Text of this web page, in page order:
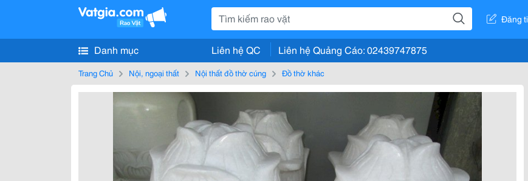
Đăng
Danh mục Liên hệ QC Liên hệ Quảng Cáo: 02439747875
Trang Chủ Nội, ngoại thất Nội thất đồ thờ cúng Đồ thờ khác